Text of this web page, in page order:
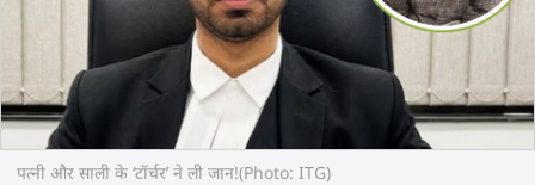
पत्नी और साली के ‘टॉर्चर’ ने ली जान!(Photo: ITG)